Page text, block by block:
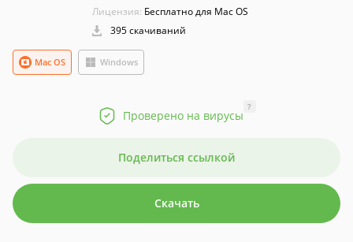
Лицензия: Бесплатно для Mac OS
395 скачиваний
Windows
Mac OS
Проверено на вирусы
?
Поделиться ссылкой
Скачать